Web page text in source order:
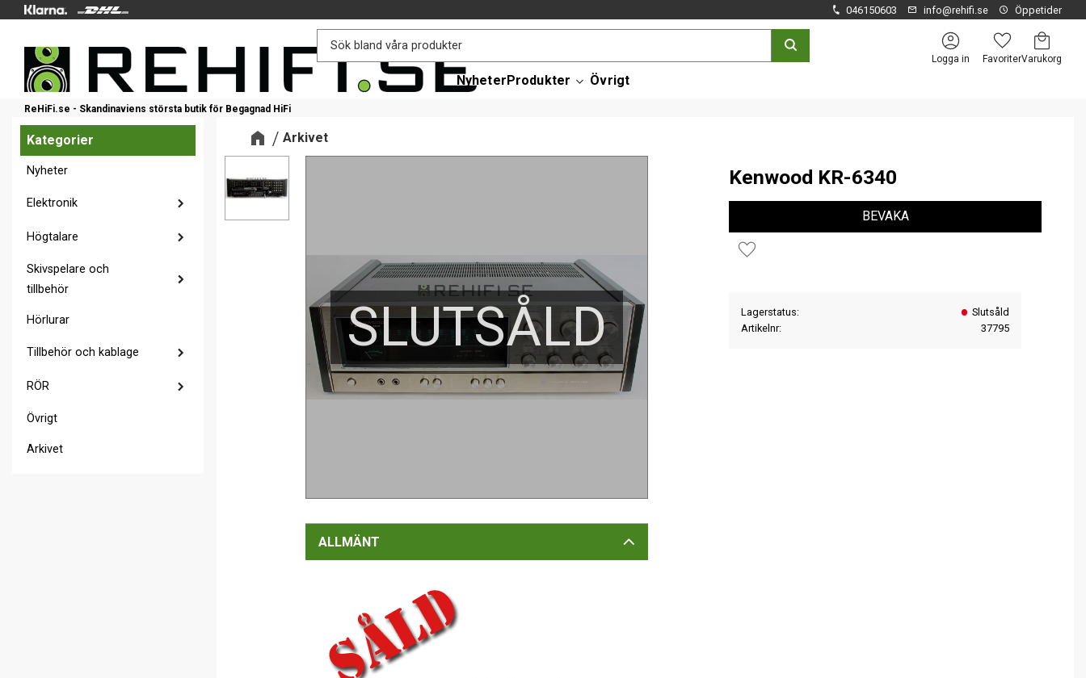
046150603 info@rehifi.se Öppetider
ReHiFi.se - Skandinaviens största butik för Begagnad HiFi
Logga in
Favoriter
Kundvagn
NyheterProdukter Övrigt
Arkivet
Kenwood KR-6340
SLUTSÅLD
Lägg till i favoriter
BEVAKA
Lagerstatus
Slutsåld
Artikelnr
37795
ALLMÄNT
Kategorier
Nyheter
Elektronik
Högtalare
Skivspelare och
tillbehör
Hörlurar
Tillbehör och kablage
RÖR
Övrigt
Arkivet